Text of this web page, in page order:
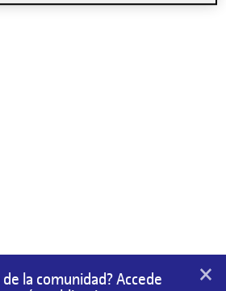
la comunidad? Accede
×